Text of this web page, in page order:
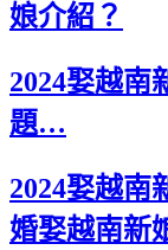
娘介紹？
2024娶越南
題…
2024娶越南
婚娶越南新